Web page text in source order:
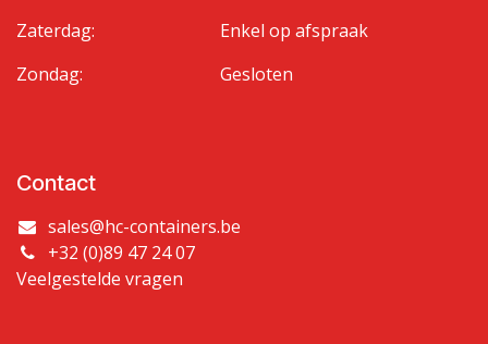
Zaterdag:
Zondag:
Enkel op afspraak
Gesloten
Contact
sales@hc-containers.be
+32 (0)89 47 24 07
Veelgestelde vragen